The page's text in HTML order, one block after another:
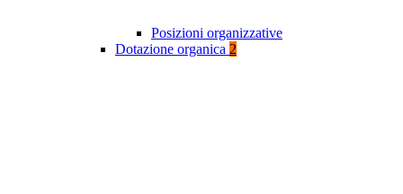
Posizioni organizzative
Dotazione organica 2